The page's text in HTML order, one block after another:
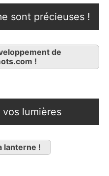
sont précieuses !
de
!
vos lumières
lanterne !